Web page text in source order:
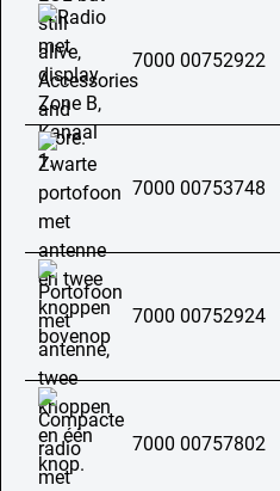
7000 00752922
7000 00753748
7000 00752924
7000 00757802